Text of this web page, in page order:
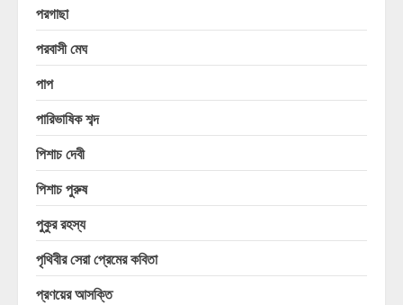
পরগাছা
পরবাসী মেঘ
পাপ
পারিভাষিক শব্দ
পিশাচ দেবী
পিশাচ পুরুষ
পুকুর রহস্য
পৃথিবীর সেরা প্রেমের কবিতা
প্রণয়ের আসক্তি